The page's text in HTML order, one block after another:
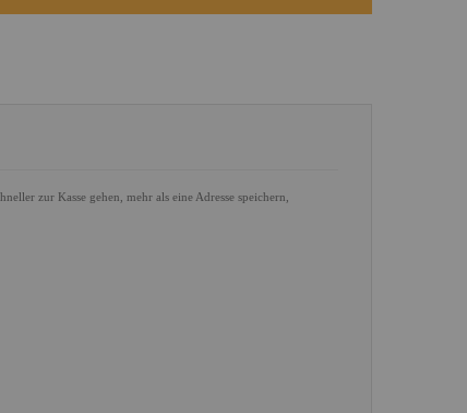
zur Kasse gehen, mehr als eine Adresse speichern,